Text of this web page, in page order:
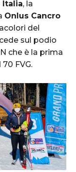
Italia, la
Onlus Cancro
del
sul podio
che è la prima
70 FVG.